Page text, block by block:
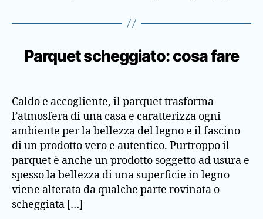
Parquet scheggiato: cosa fare
Caldo e accogliente, il parquet trasforma
l’atmosfera di una casa e caratterizza ogni
ambiente per la bellezza del legno e il fascino
di un prodotto vero e autentico. Purtroppo il
parquet è anche un prodotto soggetto ad usura e
spesso la bellezza di una superficie in legno
viene alterata da qualche parte rovinata o
scheggiata […]